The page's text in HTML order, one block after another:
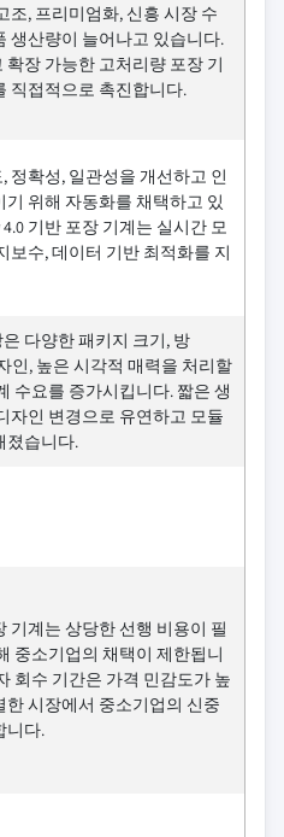
조, 프리미엄화, 신흥 시장 수
생산량이 늘어나고 있습니다.
확장 가능한 고처리량 포장 기
직접적으로 촉진합니다.
정확성, 일관성을 개선하고 인
기 위해 자동화를 채택하고 있
기반 포장 기계는 실시간 모
보수, 데이터 기반 최적화를 지
다양한 패키지 크기, 방
인, 높은 시각적 매력을 처리할
수요를 증가시킵니다. 짧은 생
자인 변경으로 유연하고 모듈
졌습니다.
기계는 상당한 선행 비용이 필
중소기업의 채택이 제한됩니
회수 기간은 가격 민감도가 높
한 시장에서 중소기업의 신중
니다.